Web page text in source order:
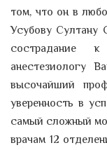
том, что он в
Усубову Султану
сострадание
анестезиологу
высочайший
уверенность в
самый сложный
врачам 12